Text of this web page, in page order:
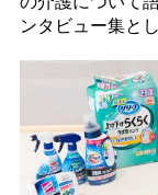
ンタビュー集と